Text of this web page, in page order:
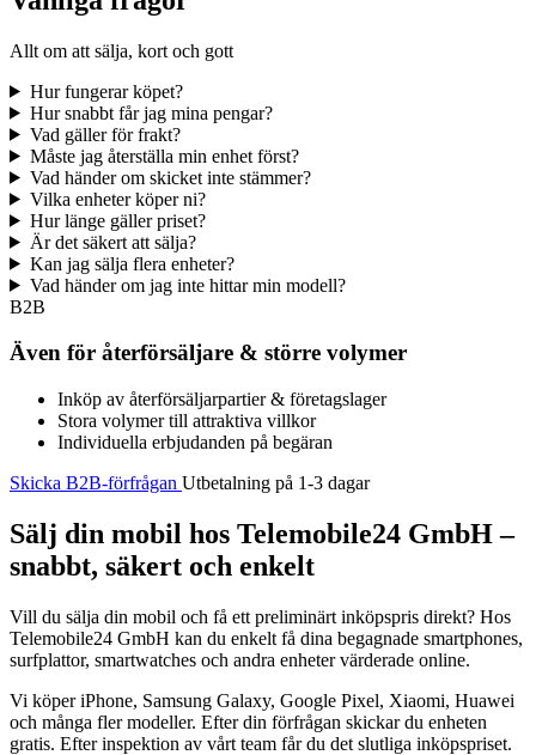
Allt om att sälja, kort och gott
Hur fungerar köpet?
Hur snabbt får jag mina pengar?
Vad gäller för frakt?
Måste jag återställa min enhet först?
Vad händer om skicket inte stämmer?
Vilka enheter köper ni?
Hur länge gäller priset?
Är det säkert att sälja?
Kan jag sälja flera enheter?
Vad händer om jag inte hittar min modell?
B2B
Även för återförsäljare & större volymer
Inköp av återförsäljarpartier & företagslager
Stora volymer till attraktiva villkor
Individuella erbjudanden på begäran
Skicka B2B-förfrågan Utbetalning på 1-3 dagar
Sälj din mobil hos Telemobile24 GmbH –
snabbt, säkert och enkelt
Vill du sälja din mobil och få ett preliminärt inköpspris direkt? Hos
Telemobile24 GmbH kan du enkelt få dina begagnade smartphones,
surfplattor, smartwatches och andra enheter värderade online.
Vi köper iPhone, Samsung Galaxy, Google Pixel, Xiaomi, Huawei
och många fler modeller. Efter din förfrågan skickar du enheten
gratis. Efter inspektion av vårt team får du det slutliga inköpspriset.